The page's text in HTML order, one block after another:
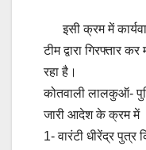
इसी क्रम में
टीम द्वारा गिरफ्तार
रहा है।
कोतवाली लालकुऑ-
जारी आदेश के क्रम में
1- वारंटी धीरेंद्र